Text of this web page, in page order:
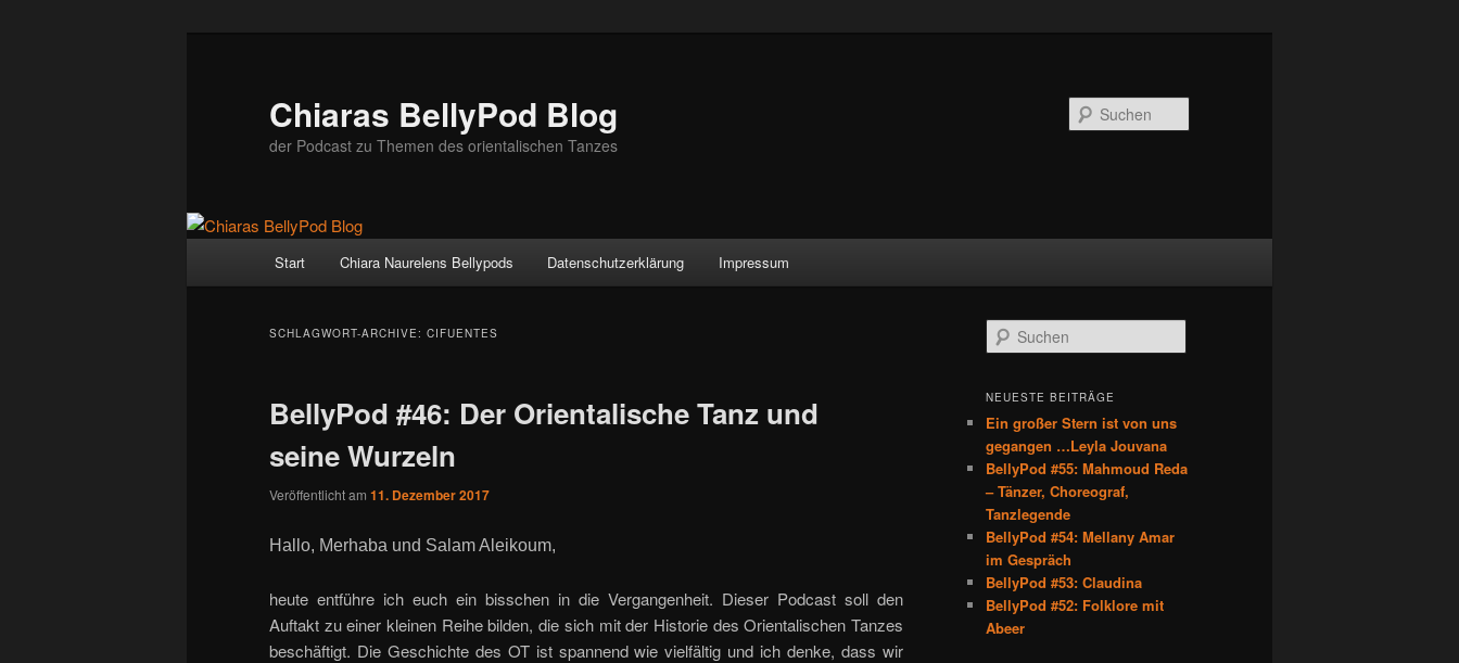
Chiaras BellyPod Blog
der Podcast zu Themen des orientalischen Tanzes
Start Chiara Naurelens Bellypods Datenschutzerklärung Impressum
SCHLAGWORT-ARCHIVE: CIFUENTES
BellyPod #46: Der Orientalische Tanz und
seine Wurzeln
Veröffentlicht am 11. Dezember 2017
Hallo, Merhaba und Salam Aleikoum,
heute entführe ich euch ein bisschen in die Vergangenheit. Dieser Podcast soll den
Auftakt zu einer kleinen Reihe bilden, die sich mit der Historie des Orientalischen Tanzes
beschäftigt. Die Geschichte des OT ist spannend wie vielfältig und ich denke, dass wir
u
h
n
NEUESTE BEITRÄGE
Ein großer Stern ist von uns
gegangen …Leyla Jouvana
BellyPod #55: Mahmoud Reda
– Tänzer, Choreograf,
Tanzlegende
BellyPod #54: Mellany Amar
im Gespräch
BellyPod #53: Claudina
BellyPod #52: Folklore mit
Abeer